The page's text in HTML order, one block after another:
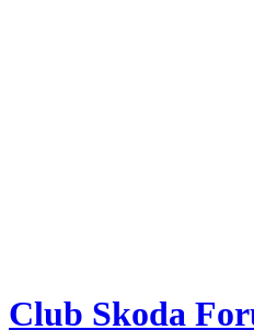
Club Skoda